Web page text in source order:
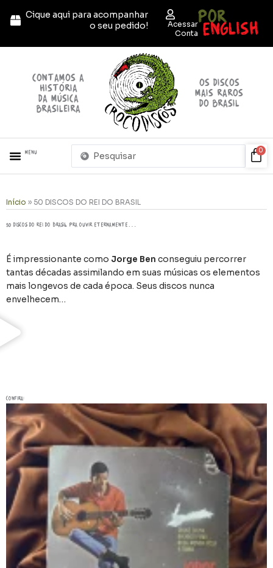
para
conteúdo
Cique aqui para acompanhar
o seu pedido!
Acessar
Conta
POR
ENGLISH
contamos a
história
da música
brasileira
OS discos
mais raros
do brasil
Menu
Pesquisar
0
Início » 50 DISCOS DO REI DO BRASIL​
50 discos do rei do Brasil pra ouvir eternamente…
É impressionante como Jorge Ben conseguiu percorrer
tantas décadas assimilando em suas músicas os elementos
mais longevos de cada época. Seus discos nunca
envelhecem…
confira: